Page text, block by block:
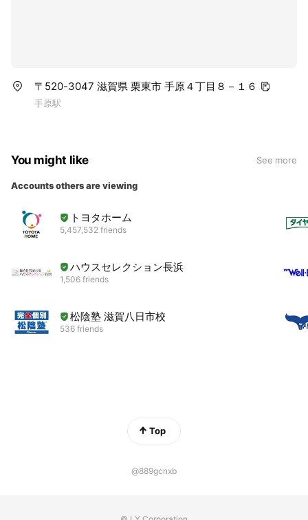
〒520-3047 滋賀県 栗東市 手原４丁目８－１６
手原駅
You might like See more
Accounts others are viewing
トヨタホーム
5,457,532 friends
ハウスセレクション長浜
1,506 friends
松陰塾 滋賀八日市校
536 friends
Top
@889gcnxb